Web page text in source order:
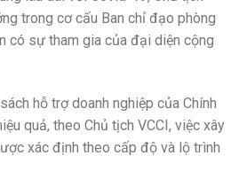
trong cơ cấu Ban chỉ đạo phòng
có sự tham gia của đại diện cộng
hỗ trợ doanh nghiệp của Chính
quả, theo Chủ tịch VCCI, việc xây
xác định theo cấp độ và lộ trình